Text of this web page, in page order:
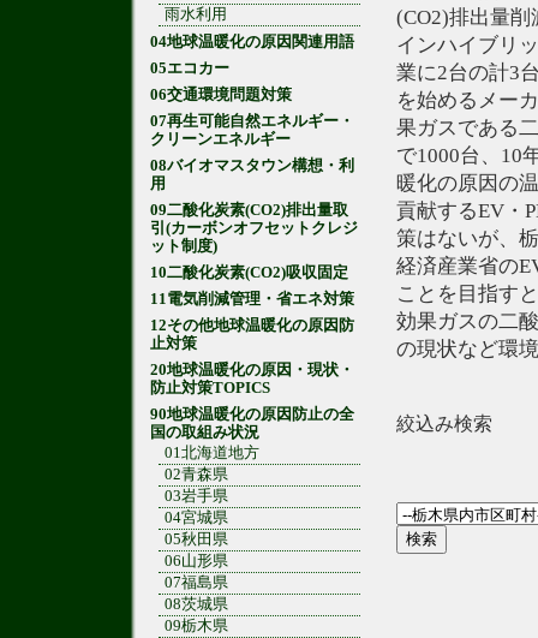
(CO2)排出量
インハイブリ
業に2台の計3
を始めるメー
果ガスである
で1000台、10
暖化の原因の
貢献するEV・
策はないが、
経済産業省の
ことを目指す
効果ガスの二
の現状など環
絞込み検索
雨水利用
04地球温暖化の原因関連用語
05エコカー
06交通環境問題対策
07再生可能自然エネルギー・
クリーンエネルギー
08バイオマスタウン構想・利
用
09二酸化炭素(CO2)排出量取
引(カーボンオフセットクレジ
ット制度)
10二酸化炭素(CO2)吸収固定
11電気削減管理・省エネ対策
12その他地球温暖化の原因防
止対策
20地球温暖化の原因・現状・
防止対策TOPICS
90地球温暖化の原因防止の全
国の取組み状況
01北海道地方
02青森県
03岩手県
04宮城県
05秋田県
06山形県
07福島県
08茨城県
09栃木県